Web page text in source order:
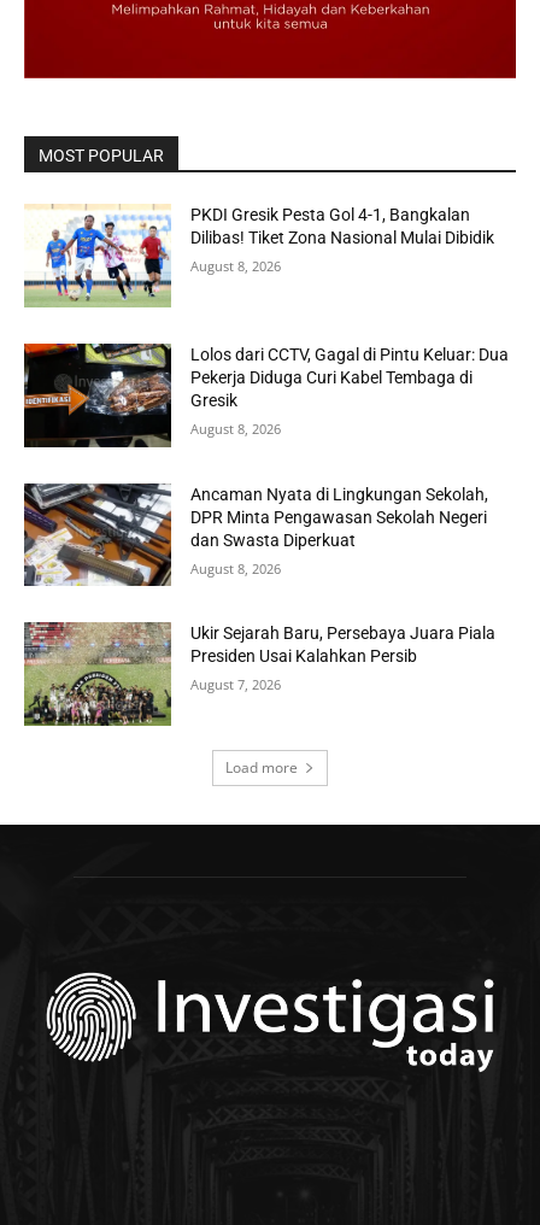
MOST POPULAR
PKDI Gresik Pesta Gol 4-1, Bangkalan
Dilibas! Tiket Zona Nasional Mulai Dibidik
August 8, 2026
Lolos dari CCTV, Gagal di Pintu Keluar: Dua
Pekerja Diduga Curi Kabel Tembaga di
Gresik
August 8, 2026
Ancaman Nyata di Lingkungan Sekolah,
DPR Minta Pengawasan Sekolah Negeri
dan Swasta Diperkuat
August 8, 2026
Ukir Sejarah Baru, Persebaya Juara Piala
Presiden Usai Kalahkan Persib
August 7, 2026
Load more